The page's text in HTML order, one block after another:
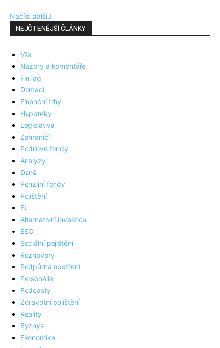
Načíst další
NEJČTENĚJŠÍ ČLÁNKY
Vše
Názory a komentáře
FinTag
Domácí
Finanční trhy
Hypotéky
Legislativa
Zahraničí
Podílové fondy
Analýzy
Daně
Penzijní fondy
Pojištění
EU
Alternativní investice
ESG
Sociální pojištění
Rozhovory
Podpůrná opatření
Personálie
Podcasty
Zdravotní pojištění
Reality
Byznys
Ekonomika